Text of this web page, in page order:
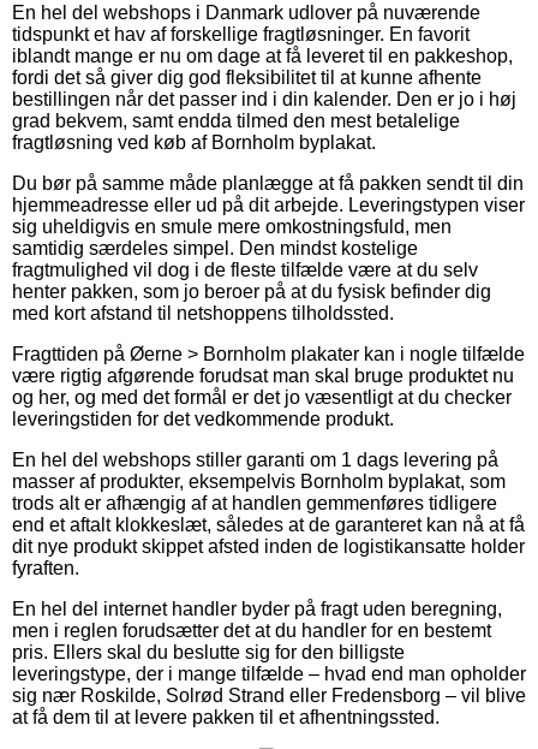
En hel del webshops i Danmark udlover på nuværende
tidspunkt et hav af forskellige fragtløsninger. En favorit
iblandt mange er nu om dage at få leveret til en pakkeshop,
fordi det så giver dig god fleksibilitet til at kunne afhente
bestillingen når det passer ind i din kalender. Den er jo i høj
grad bekvem, samt endda tilmed den mest betalelige
fragtløsning ved køb af Bornholm byplakat.
Du bør på samme måde planlægge at få pakken sendt til din
hjemmeadresse eller ud på dit arbejde. Leveringstypen viser
sig uheldigvis en smule mere omkostningsfuld, men
samtidig særdeles simpel. Den mindst kostelige
fragtmulighed vil dog i de fleste tilfælde være at du selv
henter pakken, som jo beroer på at du fysisk befinder dig
med kort afstand til netshoppens tilholdssted.
Fragttiden på Øerne > Bornholm plakater kan i nogle tilfælde
være rigtig afgørende forudsat man skal bruge produktet nu
og her, og med det formål er det jo væsentligt at du checker
leveringstiden for det vedkommende produkt.
En hel del webshops stiller garanti om 1 dags levering på
masser af produkter, eksempelvis Bornholm byplakat, som
trods alt er afhængig af at handlen gemmenføres tidligere
end et aftalt klokkeslæt, således at de garanteret kan nå at få
dit nye produkt skippet afsted inden de logistikansatte holder
fyraften.
En hel del internet handler byder på fragt uden beregning,
men i reglen forudsætter det at du handler for en bestemt
pris. Ellers skal du beslutte sig for den billigste
leveringstype, der i mange tilfælde – hvad end man opholder
sig nær Roskilde, Solrød Strand eller Fredensborg – vil blive
at få dem til at levere pakken til et afhentningssted.